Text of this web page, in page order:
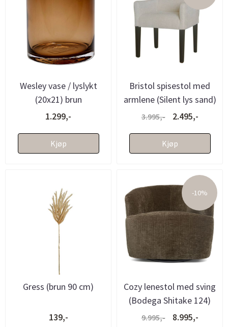
Wesley vase / lyslykt
(20x21) brun
1.299,-
Kjøp
Bristol spisestol med
armlene (Silent lys sand)
3.995,- 2.495,-
Kjøp
Gress (brun 90 cm)
139,-
-10%
Cozy lenestol med sving
(Bodega Shitake 124)
9.995,- 8.995,-